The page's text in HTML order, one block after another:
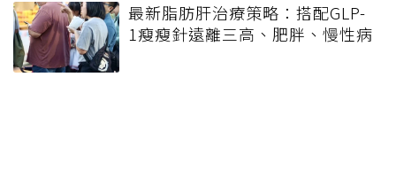
最新脂肪肝治療策略：搭配GLP-
1瘦瘦針遠離三高、肥胖、慢性病